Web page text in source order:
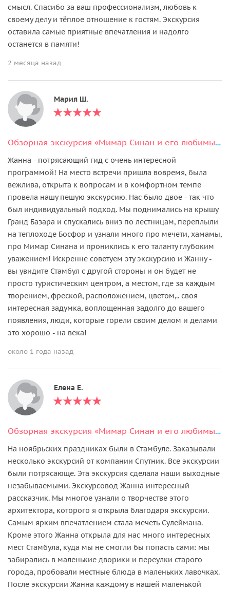
смысл. Спасибо за ваш профессионализм, любовь к
своему делу и тёплое отношение к гостям. Экскурсия
оставила самые приятные впечатления и надолго
останется в памяти!
2 месяца назад
Мария Ш.
Обзорная экскурсия «Мимар Синан и его любимые творения»
Жанна - потрясающий гид с очень интересной
программой! На место встречи пришла вовремя, была
вежлива, открыта к вопросам и в комфортном темпе
провела нашу пешую экскурсию. Нас было двое - так что
был индивидуальный подход. Мы поднимались на крышу
Гранд Базара и спускались вниз по лестницам, переплыли
на теплоходе Босфор и узнали много про мечети, хамамы,
про Мимар Синана и прониклись к его таланту глубоким
уважением! Искренне советуем эту экскурсию и Жанну -
вы увидите Стамбул с другой стороны и он будет не
просто туристическим центром, а местом, где за каждым
творением, фреской, расположением, цветом,.. своя
интересная задумка, воплощенная задолго до вашего
появления, люди, которые горели своим делом и делами
это хорошо - на века!
около 1 года назад
Елена Е.
Обзорная экскурсия «Мимар Синан и его любимые творения»
На ноябрьских праздниках были в Стамбуле. Заказывали
несколько экскурсий от компании Спутник. Все экскурсии
были потрясающе. Эта экскурсия сделала наши выходные
незабываемыми. Экскурсовод Жанна интересный
рассказчик. Мы многое узнали о творчестве этого
архитектора, которого я открыла благодаря экскурсии.
Самым ярким впечатлением стала мечеть Сулеймана.
Кроме этого Жанна открыла для нас много интересных
мест Стамбула, куда мы не смогли бы попасть сами: мы
забирались в маленькие дворики и переулки старого
города, пробовали местные блюда в маленьких лавочках.
После экскурсии Жанна каждому в нашей маленькой